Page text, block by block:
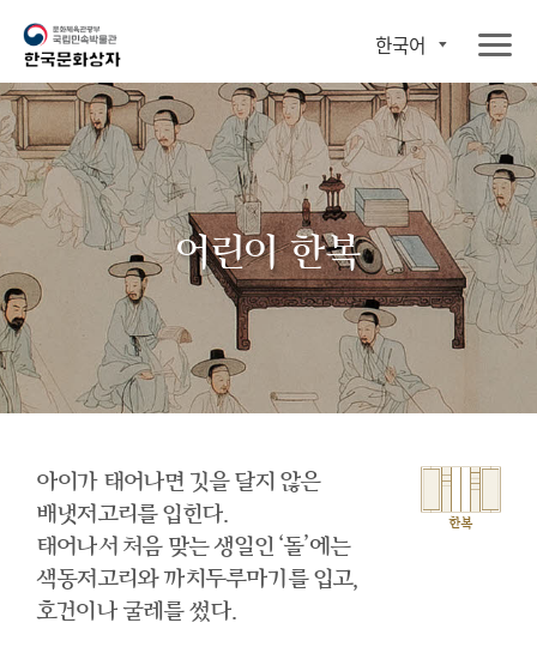
한국어
어린이 한복
아이가 태어나면 깃을 달지 않은
배냇저고리를 입힌다.
태어나서 처음 맞는 생일인 ‘돌’에는
색동저고리와 까치두루마기를 입고,
호건이나 굴레를 썼다.
한복